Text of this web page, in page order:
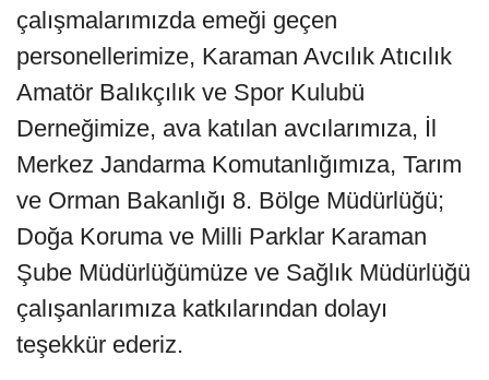
çalışmalarımızda emeği geçen
personellerimize, Karaman Avcılık Atıcılık
Amatör Balıkçılık ve Spor Kulubü
Derneğimize, ava katılan avcılarımıza, İl
Merkez Jandarma Komutanlığımıza, Tarım
ve Orman Bakanlığı 8. Bölge Müdürlüğü;
Doğa Koruma ve Milli Parklar Karaman
Şube Müdürlüğümüze ve Sağlık Müdürlüğü
çalışanlarımıza katkılarından dolayı
teşekkür ederiz.